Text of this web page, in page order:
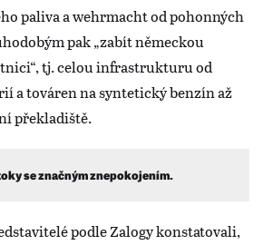
paliva a wehrmacht od pohonných
pak „zabít německou
tj. celou infrastrukturu od
a továren na syntetický benzín až
překladiště.
se značným znepokojením.
podle Zalogy konstatovali,